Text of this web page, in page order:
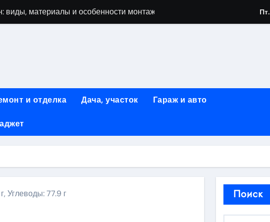
материалы и особенности монтажа
ногтевого сервиса: основные принципы и форматы участия
конструкции и этапы возведения
на рейсы в Киргизию
рекламных технологий для программной и мобильной рекламы
ассортимента и критериев выбора
квартир со вторым светом и террасой в готовых домах
и отделка Дача, участок Гараж и авто
Углеводы: 77.9 г Поиск